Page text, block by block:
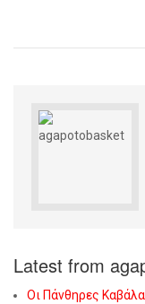
Latest from
Οι Πάνθηρες